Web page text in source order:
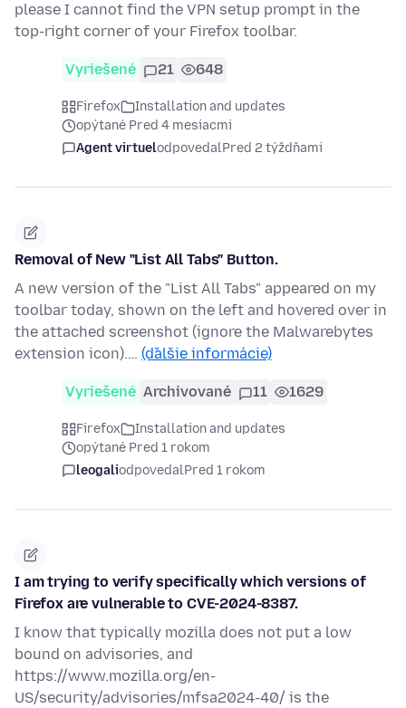
please I cannot find the VPN setup prompt in the
top-right corner of your Firefox toolbar.
Vyriešené 21 648
Firefox
Installation and updates
opýtané Pred 4 mesiacmi
Agent virtuelodpovedalPred 2 týždňami
Removal of New "List All Tabs" Button.
A new version of the "List All Tabs" appeared on my
toolbar today, shown on the left and hovered over in
the attached screenshot (ignore the Malwarebytes
extension icon).… (ďalšie informácie)
Vyriešené Archivované 11 1629
Firefox
Installation and updates
opýtané Pred 1 rokom
leogaliodpovedalPred 1 rokom
I am trying to verify specifically which versions of
Firefox are vulnerable to CVE-2024-8387.
I know that typically mozilla does not put a low
bound on advisories, and
https://www.mozilla.org/en-
US/security/advisories/mfsa2024-40/ is the